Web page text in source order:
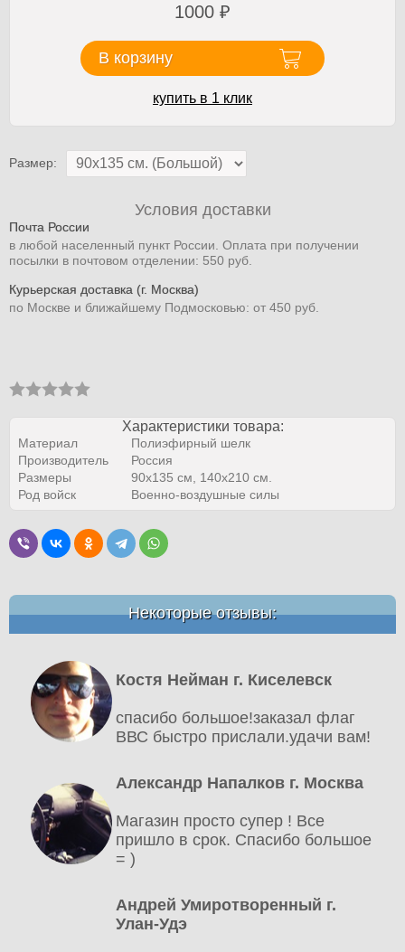
1000 ₽
В корзину
купить в 1 клик
Размер:
Условия доставки
Почта России
в любой населенный пункт России. Оплата при получении
посылки в почтовом отделении: 550 руб.
Курьерская доставка (г. Москва)
по Москве и ближайшему Подмосковью: от 450 руб.
Характеристики товара:
Материал
Полиэфирный шелк
Производитель
Россия
Размеры
90х135 см, 140х210 см.
Род войск
Военно-воздушные силы
Некоторые отзывы:
Костя Нейман г. Киселевск
спасибо большое!заказал флаг
ВВС быстро прислали.удачи вам!
Александр Напалков г. Москва
Магазин просто супер ! Все
пришло в срок. Спасибо большое
= )
Андрей Умиротворенный г.
Улан-Удэ